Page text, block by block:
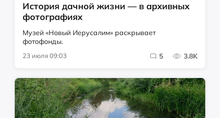
История дачной жизни — в архивных
фотографиях
Музей «Новый Иерусалим» раскрывает
фотофонды.
23 июля 09:03 5 3.8K